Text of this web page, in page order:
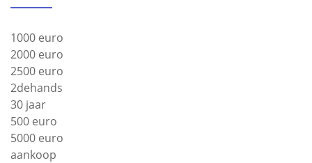
1000 euro
2000 euro
2500 euro
2dehands
30 jaar
500 euro
5000 euro
aankoop